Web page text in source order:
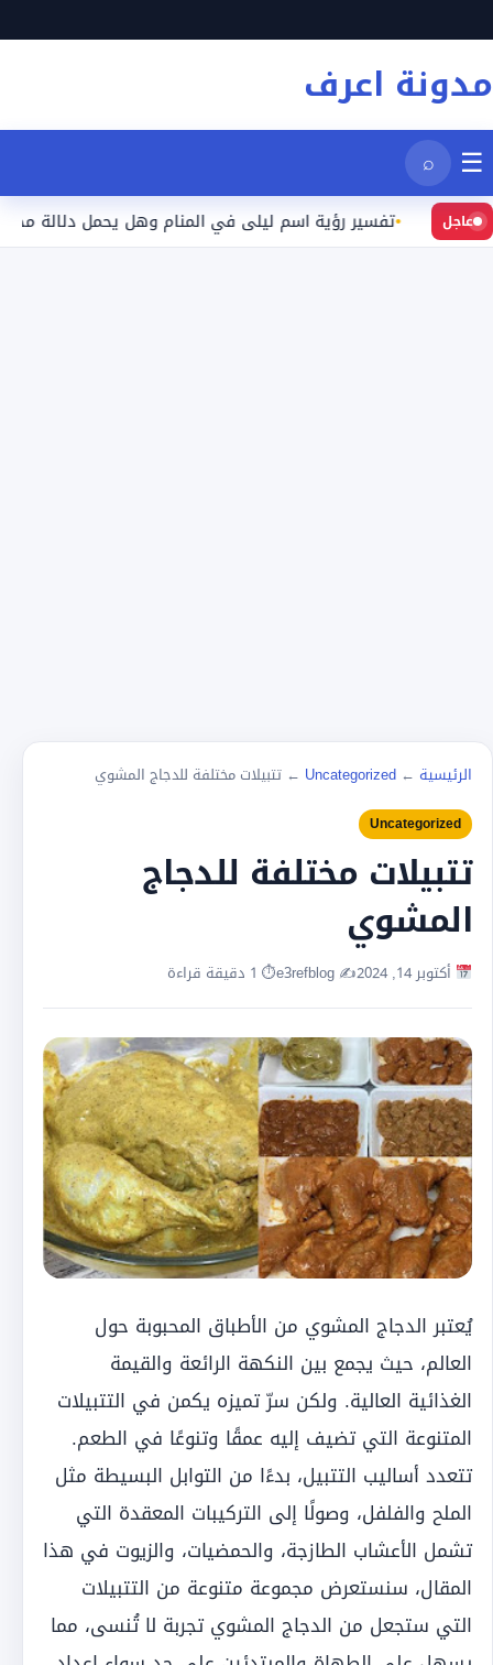
إلى
المحتوى
مدونة اعرف
☰
⌕
عاجل تفسير رؤية اسم ليلى في المنام وهل يحمل دلالة محددة؟
الرئيسية ←
Uncategorized
← تتبيلات مختلفة للدجاج المشوي
Uncategorized
تتبيلات مختلفة للدجاج
المشوي
أكتوبر 14, 2024 ✍️ e3refblog ⏱ 1 دقيقة قراءة
يُعتبر الدجاج المشوي من الأطباق المحبوبة حول
العالم، حيث يجمع بين النكهة الرائعة والقيمة
الغذائية العالية. ولكن سرّ تميزه يكمن في التتبيلات
المتنوعة التي تضيف إليه عمقًا وتنوعًا في الطعم.
تتعدد أساليب التتبيل، بدءًا من التوابل البسيطة مثل
الملح والفلفل، وصولًا إلى التركيبات المعقدة التي
تشمل الأعشاب الطازجة، والحمضيات، والزيوت في هذا
المقال، سنستعرض مجموعة متنوعة من التتبيلات
التي ستجعل من الدجاج المشوي تجربة لا تُنسى، مما